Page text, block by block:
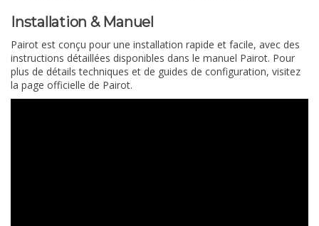
Installation & Manuel
Pairot est conçu pour une installation rapide et facile, avec des
instructions détaillées disponibles dans le manuel Pairot. Pour
plus de détails techniques et de guides de configuration, visitez
la page officielle de Pairot.